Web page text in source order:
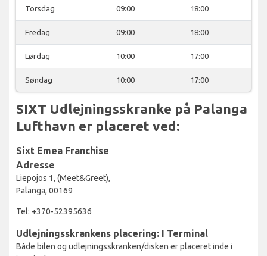
Torsdag 09:00 18:00
Fredag 09:00 18:00
Lørdag 10:00 17:00
Søndag 10:00 17:00
SIXT Udlejningsskranke på Palanga
Lufthavn er placeret ved:
Sixt Emea Franchise
Adresse
Liepojos 1, (Meet&Greet),
Palanga, 00169
Tel: +370-52395636
Udlejningsskrankens placering: I Terminal
Både bilen og udlejningsskranken/disken er placeret inde i